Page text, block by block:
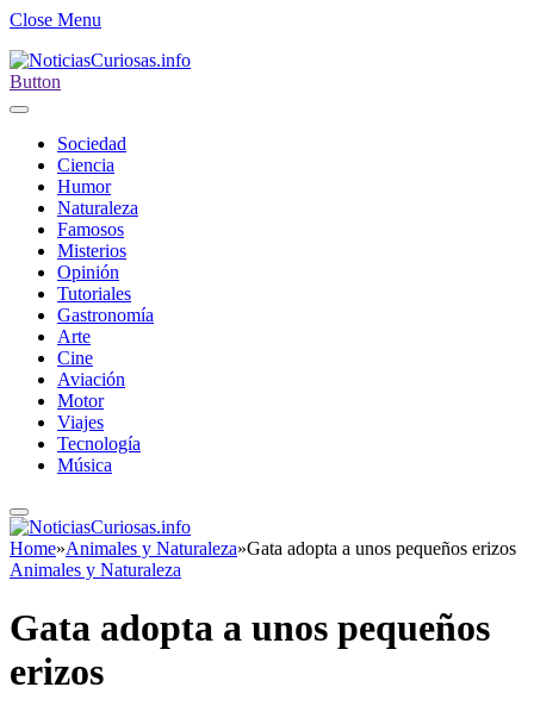
Close Menu
Button
Sociedad
Ciencia
Humor
Naturaleza
Famosos
Misterios
Opinión
Tutoriales
Gastronomía
Arte
Cine
Aviación
Motor
Viajes
Tecnología
Música
Home»Animales y Naturaleza»Gata adopta a unos pequeños erizos
Animales y Naturaleza
Gata adopta a unos pequeños
erizos